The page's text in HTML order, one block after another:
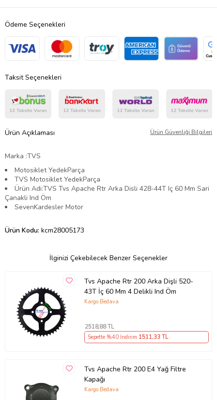
Ödeme Seçenekleri
Taksit Seçenekleri
Ürün Açıklaması Ürün Güvenliği Bilgileri
Marka :TVS
Motosiklet YedekParça
TVS Motosiklet YedekParça
Ürün Adi:TVS Tvs Apache Rtr Arka Disli 428-44T Iç 60 Mm Sari
Çanakli Ind Öm
SevenKardesler Motor
Ürün Kodu: kcm28005173
İlginizi Çekebilecek Benzer Seçenekler
Tvs Apache Rtr 200 Arka Dişli 520-
43T İç 60 Mm 4 Delikli Ind Öm
Kargo Bedava
2518,88 TL
Sepette %40 İndirim 1511,33 TL
Tvs Apache Rtr 200 E4 Yağ Filtre
Kapağı
Kargo Bedava